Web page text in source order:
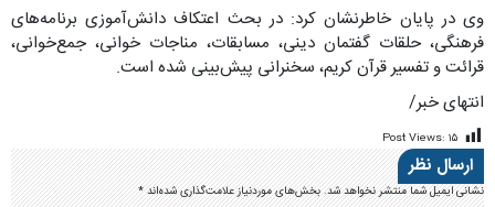
وی در پایان خاطرنشان کرد: در بحث اعتکاف دانش‌آموزی برنامه‌های
فرهنگی، حلقات گفتمان دینی، مسابقات، مناجات خوانی، جمع‌خوانی،
قرائت و تفسیر قرآن کریم، سخنرانی پیش‌بینی شده است.
انتهای خبر/
Post Views: ۱۵
ارسال نظر
نشانی ایمیل شما منتشر نخواهد شد.بخش‌های موردنیاز علامت‌گذاری شده‌اند*